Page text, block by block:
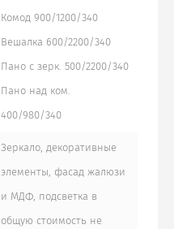
Комод 900/1200/340
Вешалка 600/2200/340
Пано с зерк. 500/2200/340
Пано над ком.
400/980/340
Зеркало, декоративные
элементы, фасад жалюзи
и МДФ, подсветка в
общую стоимость не